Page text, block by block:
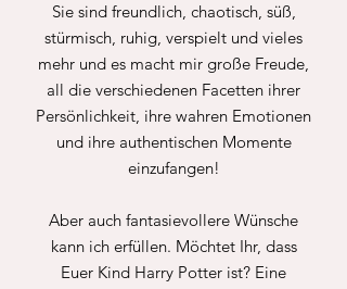
Sie sind freundlich, chaotisch, süß,
stürmisch, ruhig, verspielt und vieles
mehr und es macht mir große Freude,
all die verschiedenen Facetten ihrer
Persönlichkeit, ihre wahren Emotionen
und ihre authentischen Momente
einzufangen!
Aber auch fantasievollere Wünsche
kann ich erfüllen. Möchtet Ihr, dass
Euer Kind Harry Potter ist? Eine